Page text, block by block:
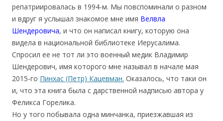
репатриировалась в 1994-м. Мы повспоминали о разном
и вдруг я услышал знакомое мне имя Велвла
Шендеровича, и что он написал книгу, которую она
видела в национальной библиотеке Иерусалима.
Спросил ее не тот ли это военный медик Владимир
Шендерович, имя которого мне называл в начале мая
2015-го Пинхас (Петр) Кацевман. Оказалось, что таки он
и, что эта книга была с дарственной надписью автора у
Феликса Горелика.
Но у того побывала одна минчанка, приезжавшая из